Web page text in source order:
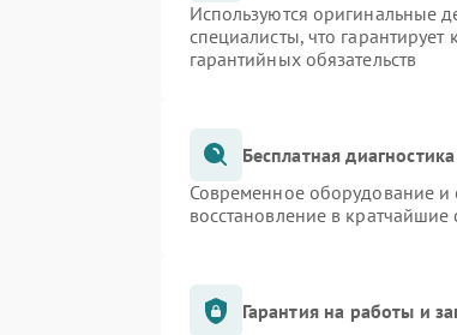
Используются оригинальные
специалисты, что
гарантийных обязательств
Бесплатная
Современное оборудование и
восстановление в
Гарантия на работы и